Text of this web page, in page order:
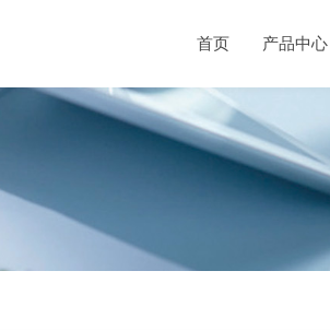
首页 产品中心